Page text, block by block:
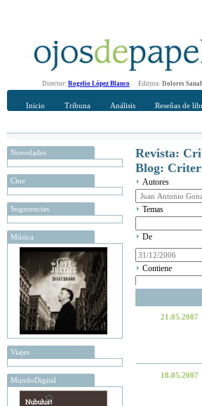
Director: Rogelio López Blanco Editora: Dolores
Inicio Tribuna Análisis Reseñas de
Novedades
Cine
Sugerencias
Música
Viajes
MundoDigital
Revista:
Blog:
Autores
Temas
De
Contiene
21.05.2007
18.05.2007